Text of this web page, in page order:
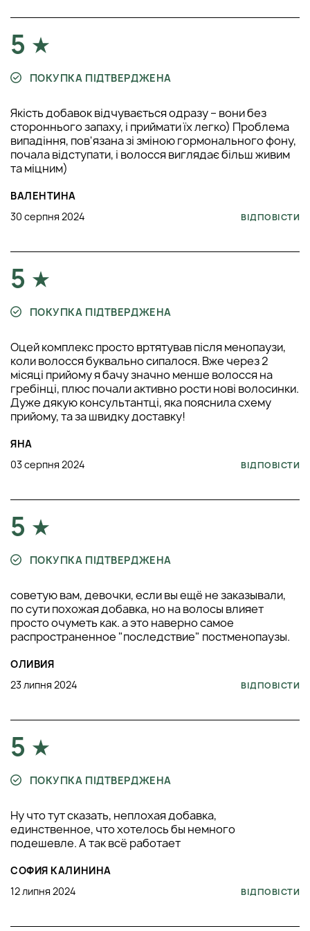
5
ПОКУПКА ПІДТВЕРДЖЕНА
Якість добавок відчувається одразу – вони без
стороннього запаху, і приймати їх легко) Проблема
випадіння, пов'язана зі зміною гормонального фону,
почала відступати, і волосся виглядає більш живим
та міцним)
ВАЛЕНТИНА
30 серпня 2024
ВІДПОВІСТИ
5
ПОКУПКА ПІДТВЕРДЖЕНА
Оцей комплекс просто вртятував після менопаузи,
коли волосся буквально сипалося. Вже через 2
місяці прийому я бачу значно менше волосся на
гребінці, плюс почали активно рости нові волосинки.
Дуже дякую консультантці, яка пояснила схему
прийому, та за швидку доставку!
ЯНА
03 серпня 2024
ВІДПОВІСТИ
5
ПОКУПКА ПІДТВЕРДЖЕНА
советую вам, девочки, если вы ещё не заказывали,
по сути похожая добавка, но на волосы влияет
просто очуметь как. а это наверно самое
распространенное "последствие" постменопаузы.
ОЛИВИЯ
23 липня 2024
ВІДПОВІСТИ
5
ПОКУПКА ПІДТВЕРДЖЕНА
Ну что тут сказать, неплохая добавка,
единственное, что хотелось бы немного
подешевле. А так всё работает
СОФИЯ КАЛИНИНА
12 липня 2024
ВІДПОВІСТИ